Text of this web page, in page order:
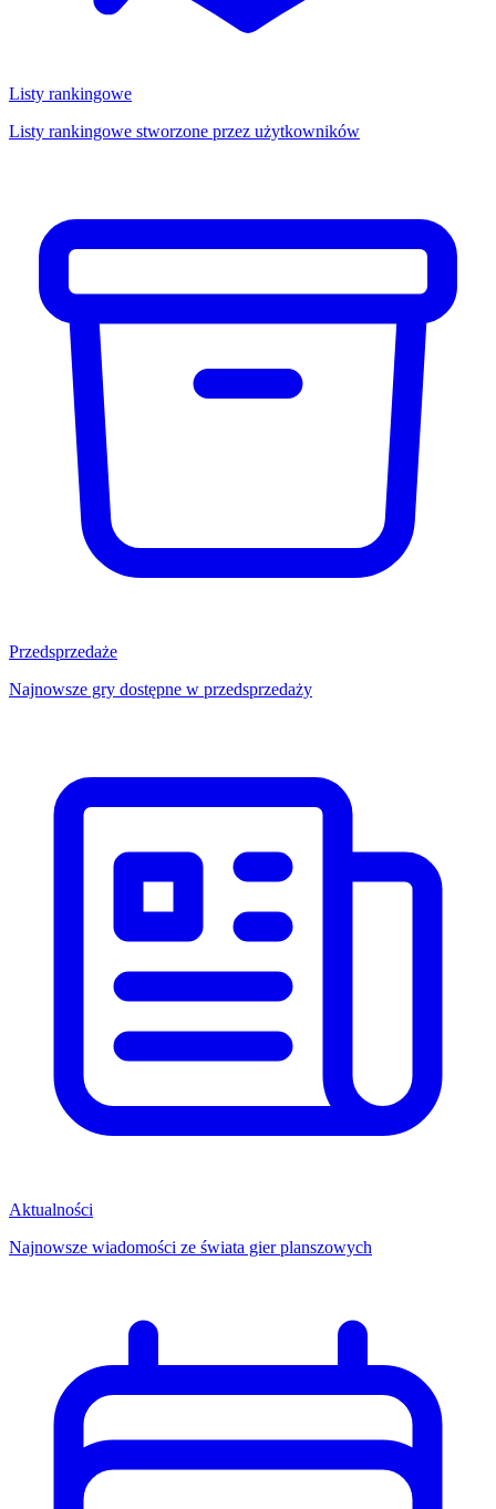
Listy rankingowe
Listy rankingowe stworzone przez użytkowników
Przedsprzedaże
Najnowsze gry dostępne w przedsprzedaży
Aktualności
Najnowsze wiadomości ze świata gier planszowych